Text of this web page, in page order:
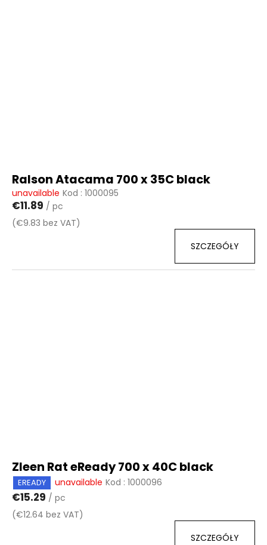
Ralson Atacama 700 x 35C black
unavailable Kod : 1000095
€11.89 / pc
(€9.83 bez VAT)
SZCZEGÓŁY
Zleen Rat eReady 700 x 40C black
EREADY unavailable Kod : 1000096
€15.29 / pc
(€12.64 bez VAT)
SZCZEGÓŁY